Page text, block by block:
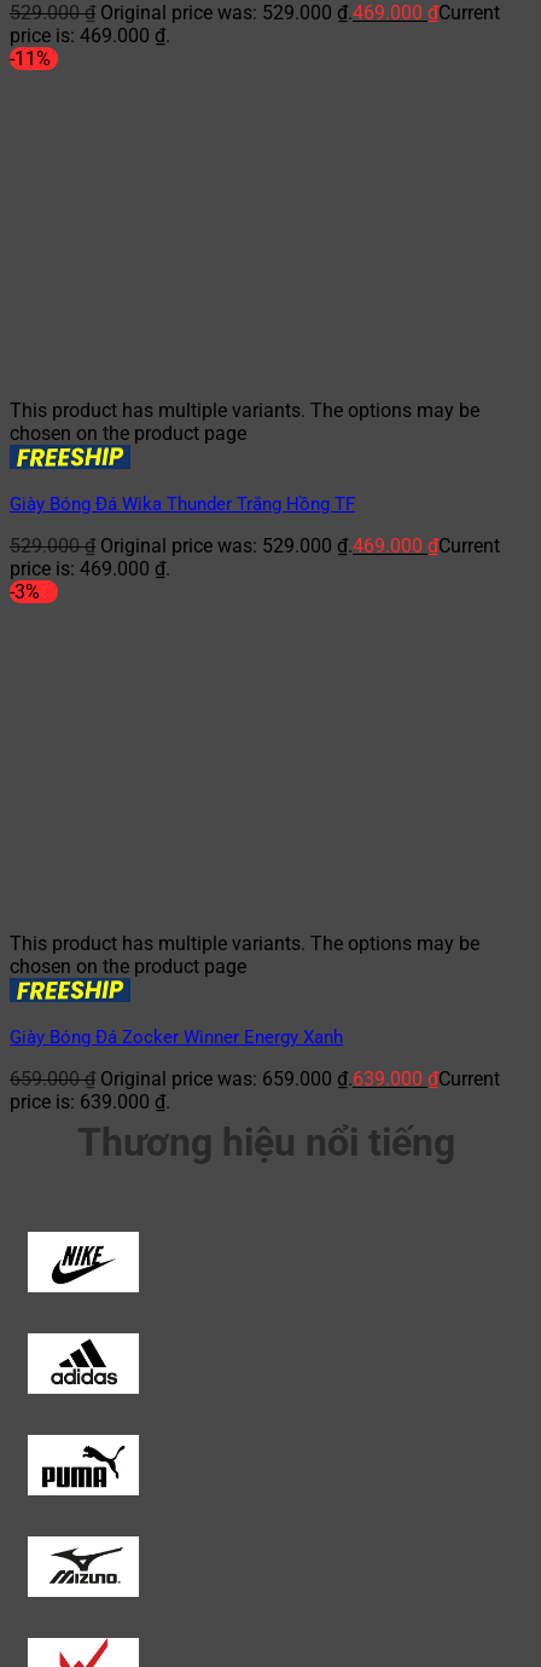
529.000₫ Original price was: 529.000 ₫.469.000 ₫Current
price is: 469.000 ₫.
-11%
This product has multiple variants. The options may be
chosen on the product page
Giày Bóng Đá Wika Thunder Trắng Hồng TF
529.000₫ Original price was: 529.000 ₫.469.000 ₫Current
price is: 469.000 ₫.
-3%
This product has multiple variants. The options may be
chosen on the product page
Giày Bóng Đá Zocker Winner Energy Xanh
659.000₫ Original price was: 659.000 ₫.639.000 ₫Current
price is: 639.000 ₫.
Thương hiệu nổi tiếng